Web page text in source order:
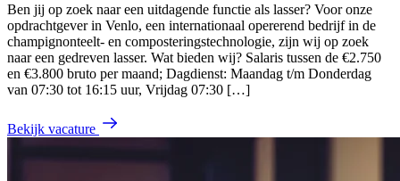
Ben jij op zoek naar een uitdagende functie als lasser? Voor onze
opdrachtgever in Venlo, een internationaal opererend bedrijf in de
champignonteelt- en composteringstechnologie, zijn wij op zoek
naar een gedreven lasser. Wat bieden wij? Salaris tussen de €2.750
en €3.800 bruto per maand; Dagdienst: Maandag t/m Donderdag
van 07:30 tot 16:15 uur, Vrijdag 07:30 […]
Bekijk vacature